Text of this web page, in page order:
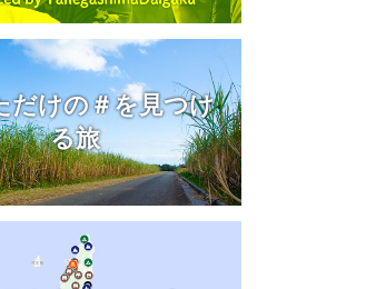
だけの＃を見つけ
る旅